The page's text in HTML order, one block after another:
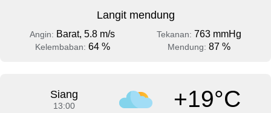
Langit mendung
Angin: Barat, 5.8 m/s Tekanan: 763 mmHg
Kelembaban: 64 % Mendung: 87 %
Siang
13:00 +19°C